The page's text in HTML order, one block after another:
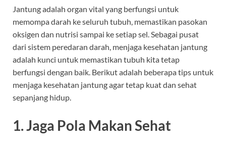
Jantung adalah organ vital yang berfungsi untuk
memompa darah ke seluruh tubuh, memastikan pasokan
oksigen dan nutrisi sampai ke setiap sel. Sebagai pusat
dari sistem peredaran darah, menjaga kesehatan jantung
adalah kunci untuk memastikan tubuh kita tetap
berfungsi dengan baik. Berikut adalah beberapa tips untuk
menjaga kesehatan jantung agar tetap kuat dan sehat
sepanjang hidup.
1.Jaga Pola Makan Sehat